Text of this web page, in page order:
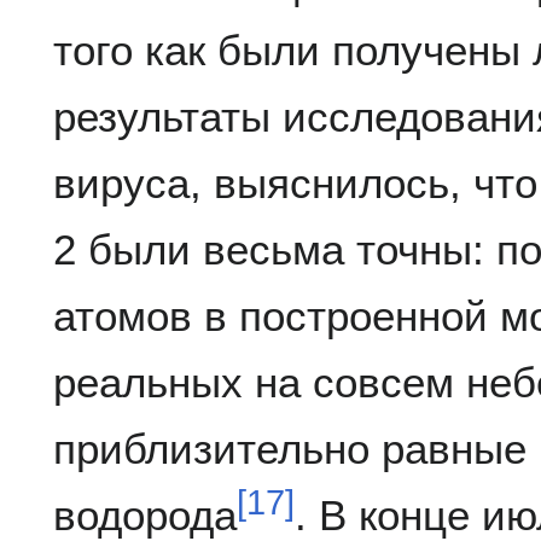
того как были получены
результаты
вируса, выяснилось,
2 были весьма точны:
атомов в построенной
реальных на совсем
приблизительно
водорода[17] . В конце